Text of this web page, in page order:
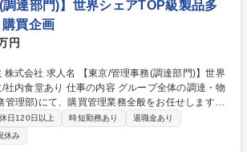
調達部門)】世界シェアTOP級製品多
買企画
円
務(調達部門)】世界
グループ全体の調達・物
管理部)にて、購買管理業務全般をお任せします。
ライアンス対応、新組織の業務移行支援など、事業
】 ■取引先情報管理、および
経営統合(M&A)対応■取適法、独占禁止法など行
日120日以上 時短勤務あり
退職金あり
休み